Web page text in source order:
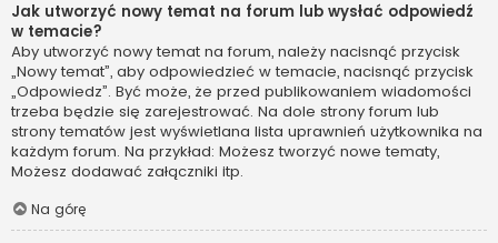
Jak utworzyć nowy temat na forum lub wysłać odpowiedź
w temacie?
Aby utworzyć nowy temat na forum, należy nacisnąć przycisk
„Nowy temat”, aby odpowiedzieć w temacie, nacisnąć przycisk
„Odpowiedz”. Być może, że przed publikowaniem wiadomości
trzeba będzie się zarejestrować. Na dole strony forum lub
strony tematów jest wyświetlana lista uprawnień użytkownika na
każdym forum. Na przykład: Możesz tworzyć nowe tematy,
Możesz dodawać załączniki itp.
Na górę